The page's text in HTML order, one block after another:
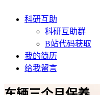
科研互助
科研互助群
B站代码获取
我的简历
给我留言